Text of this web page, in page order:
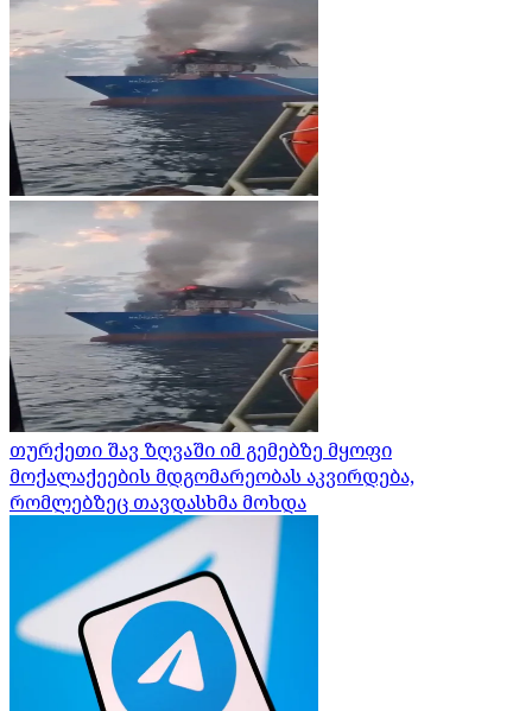
თურქეთი შავ ზღვაში იმ გემებზე მყოფი
მოქალაქეების მდგომარეობას აკვირდება,
რომლებზეც თავდასხმა მოხდა